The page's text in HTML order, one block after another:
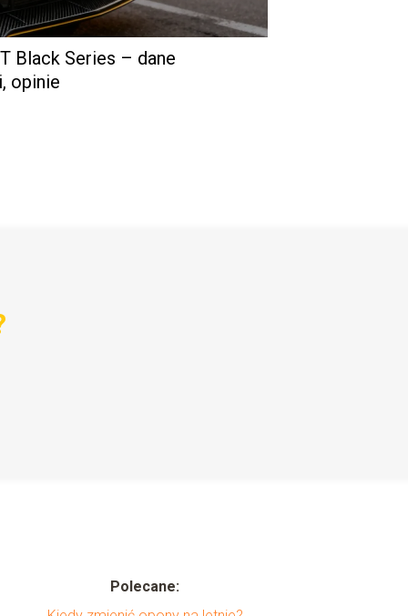
Black Series – dane
opinie
Polecane: